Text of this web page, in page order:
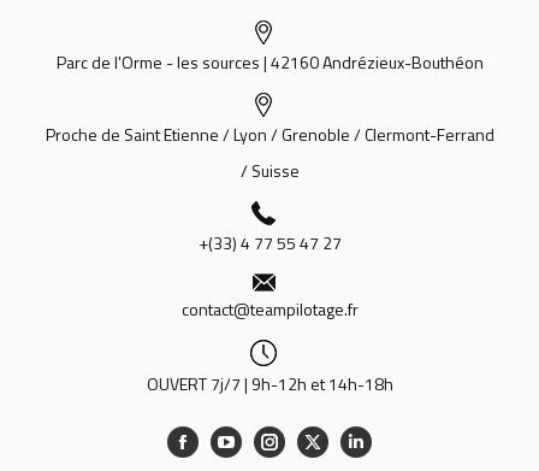
Parc de l'Orme - les sources | 42160 Andrézieux-Bouthéon
Proche de Saint Etienne / Lyon / Grenoble / Clermont-Ferrand
/ Suisse
+(33) 4 77 55 47 27
contact@teampilotage.fr
OUVERT 7j/7 | 9h-12h et 14h-18h